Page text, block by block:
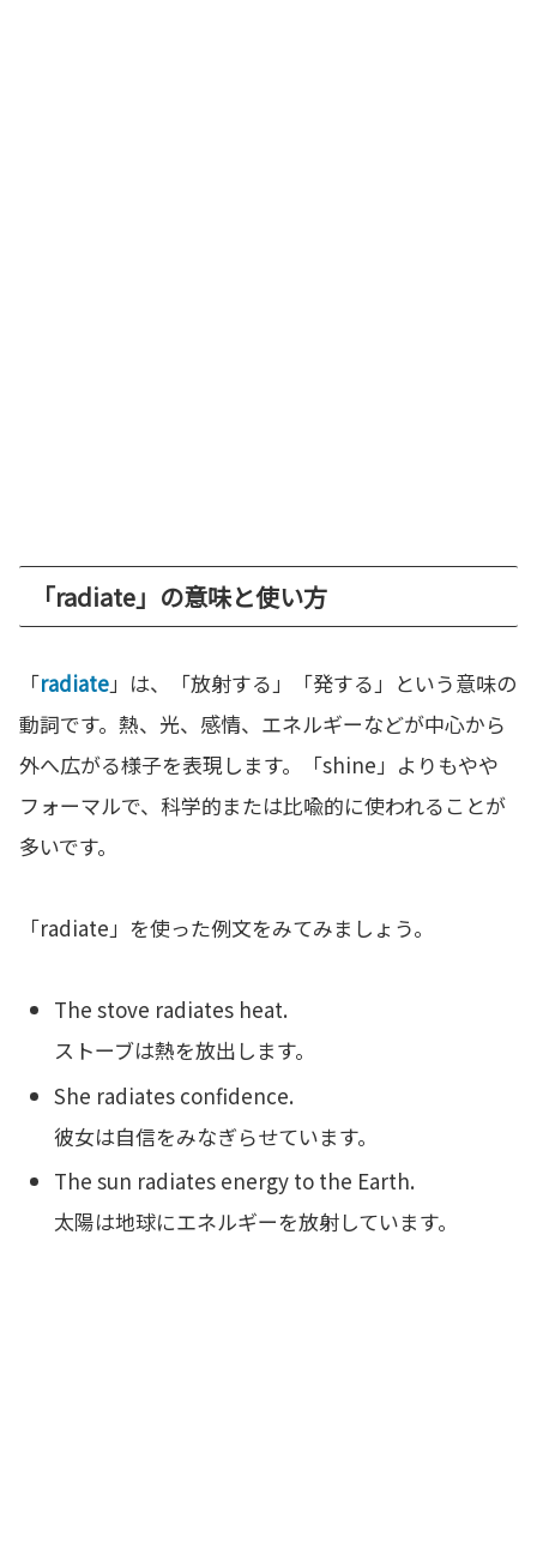
「radiate」の意味と使い方
「radiate」は、「放射する」「発する」という意味の
動詞です。熱、光、感情、エネルギーなどが中心から
外へ広がる様子を表現します。「shine」よりもやや
フォーマルで、科学的または比喩的に使われることが
多いです。
「radiate」を使った例文をみてみましょう。
The stove radiates heat.
ストーブは熱を放出します。
She radiates confidence.
彼女は自信をみなぎらせています。
The sun radiates energy to the Earth.
太陽は地球にエネルギーを放射しています。